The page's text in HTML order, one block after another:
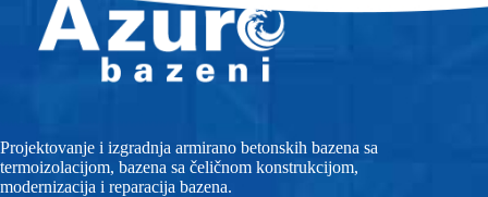
Projektovanje i izgradnja armirano betonskih bazena sa
termoizolacijom, bazena sa čeličnom konstrukcijom,
modernizacija i reparacija bazena.